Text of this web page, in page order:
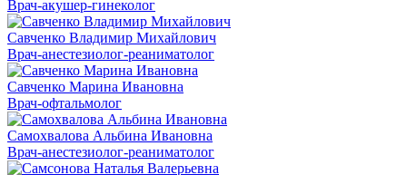
Врач-акушер-гинеколог
Савченко Владимир Михайлович
Врач-анестезиолог-реаниматолог
Савченко Марина Ивановна
Врач-офтальмолог
Самохвалова Альбина Ивановна
Врач-анестезиолог-реаниматолог